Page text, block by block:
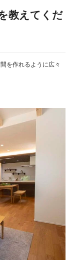
教えてくだ
を作れるように広々